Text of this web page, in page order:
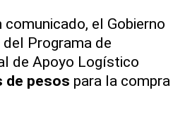
el Gobierno
Programa de
de Apoyo Logístico
de pesos para la compra